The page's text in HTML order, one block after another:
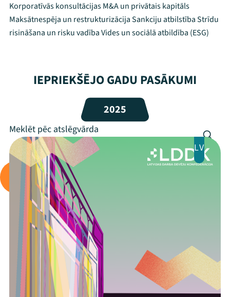
Festivāls
Programma
Viņi bija LAMPĀ 2026
Veikals
Kontakti
Korporatīvās konsultācijas M&A un privātais kapitāls
Maksātnespēja un restrukturizācija Sankciju atbilstība Strīdu
risināšana un risku vadība Vides un sociālā atbildība (ESG)
IEPRIEKŠĒJO GADU PASĀKUMI
2025
LV